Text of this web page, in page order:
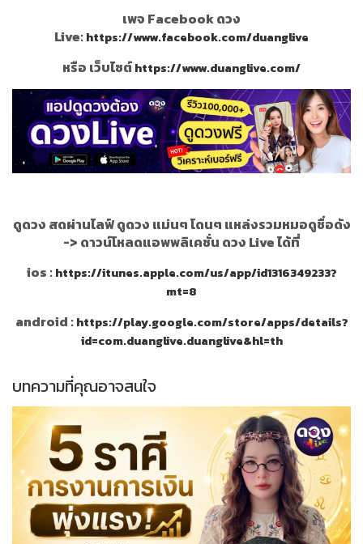
เพจ Facebook ดวง
Live:https://www.facebook.com/duanglive
หรือ เว็บไซต์https://www.duanglive.com/
ดูดวง สดผ่านไลฟ์ ดูดวง แม่นๆ โดนๆ แหล่งรวมหมอดูชื่อดัง
-> ดาวน์โหลดแอพพลิเคชั่น ดวง Live ได้ที่
ios :https://itunes.apple.com/us/app/id1316349233?
mt=8
android :https://play.google.com/store/apps/details?
id=com.duanglive.duanglive&hl=th
บทความที่คุณอาจสนใจ